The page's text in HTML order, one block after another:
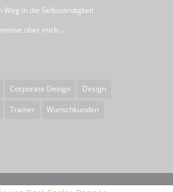
Weg in die Selbständigkeit
über mich …
Corporate Design
Design
Trainer Wunschkunden